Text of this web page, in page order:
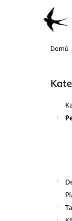
Domů
Zpět
Zpět